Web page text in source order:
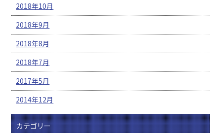
2018年10月
2018年9月
2018年8月
2018年7月
2017年5月
2014年12月
カテゴリー